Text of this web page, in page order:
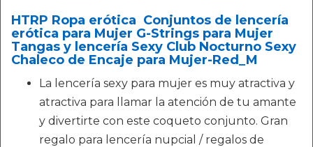
HTRP Ropa erótica Conjuntos de lencería
erótica para Mujer G-Strings para Mujer
Tangas y lencería Sexy Club Nocturno Sexy
Chaleco de Encaje para Mujer-Red_M
La lencería sexy para mujer es muy atractiva y
atractiva para llamar la atención de tu amante
y divertirte con este coqueto conjunto. Gran
regalo para lencería nupcial / regalos de